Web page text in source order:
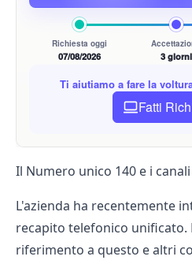
Richiesta oggi
07/08/2026 3 giorni
Ti aiutiamo a fare la
Fatti
Il Numero unico 140 e i
L'azienda ha recentemente
recapito telefonico
riferimento a questo e altri